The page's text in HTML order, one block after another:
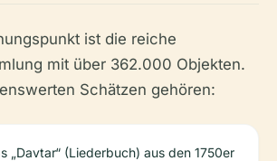
ist die reiche
mit über 362.000 Objekten.
Schätzen gehören:
„Davtar“ (Liederbuch) aus den 1750er